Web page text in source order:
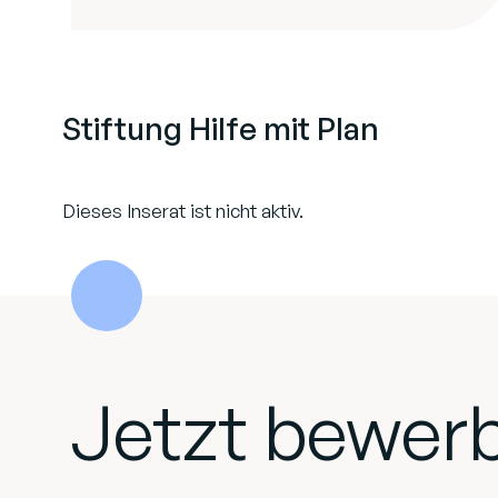
Stiftung Hilfe mit Plan
Dieses Inserat ist nicht aktiv.
Jetzt